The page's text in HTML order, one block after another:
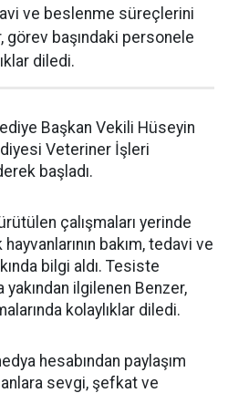
ve beslenme süreçlerini
görev başındaki personele
diledi.
Başkan Vekili Hüseyin
Veteriner İşleri
başladı.
çalışmaları yerinde
bakım, tedavi ve
bilgi aldı. Tesiste
ilgilenen Benzer,
kolaylıklar diledi.
hesabından paylaşım
sevgi, şefkat ve